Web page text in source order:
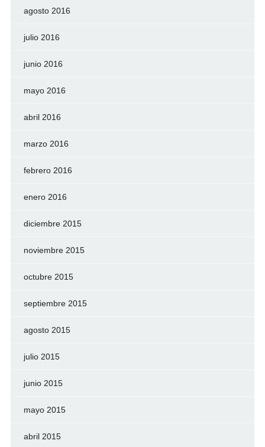
agosto 2016
julio 2016
junio 2016
mayo 2016
abril 2016
marzo 2016
febrero 2016
enero 2016
diciembre 2015
noviembre 2015
octubre 2015
septiembre 2015
agosto 2015
julio 2015
junio 2015
mayo 2015
abril 2015